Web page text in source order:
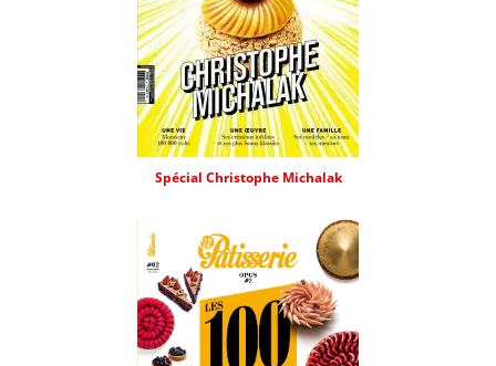
Spécial Christophe Michalak